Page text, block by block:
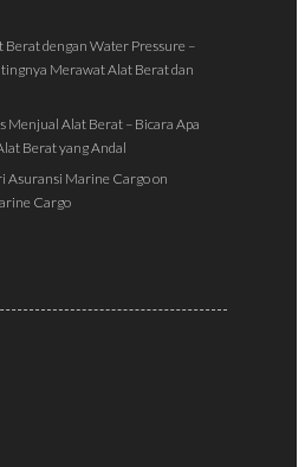
dengan Water Pressure –
Merawat Alat Berat dan
Menjual Alat Berat – Bicara Apa
Berat yang Andal
Asuransi Marine Cargoon
Cargo